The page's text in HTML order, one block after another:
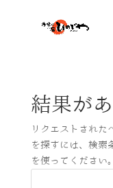
結果が
リクエストされた
を探すには、検索
を使ってください。